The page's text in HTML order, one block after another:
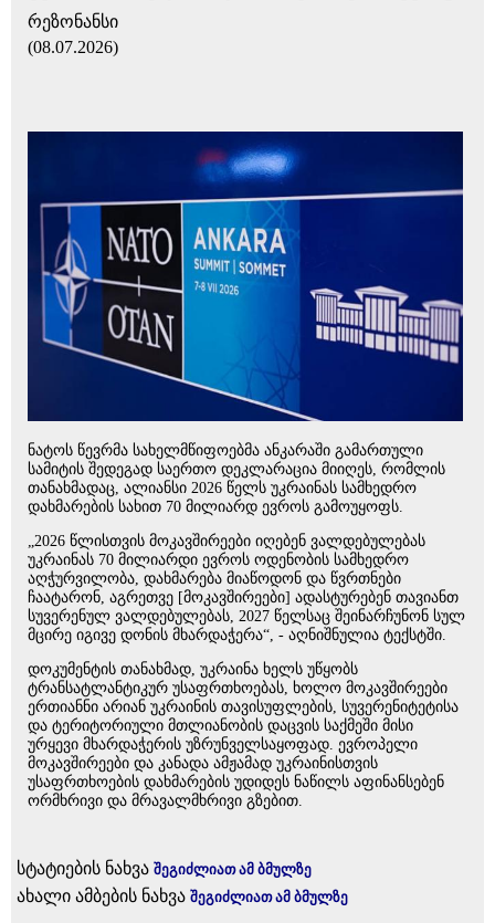
რეზონანსი
(08.07.2026)
ნატოს წევრმა სახელმწიფოებმა ანკარაში გამართული
სამიტის შედეგად საერთო დეკლარაცია მიიღეს, რომლის
თანახმადაც, ალიანსი 2026 წელს უკრაინას სამხედრო
დახმარების სახით 70 მილიარდ ევროს გამოუყოფს.
„2026 წლისთვის მოკავშირეები იღებენ ვალდებულებას
უკრაინას 70 მილიარდი ევროს ოდენობის სამხედრო
აღჭურვილობა, დახმარება მიაწოდონ და წვრთნები
ჩაატარონ, აგრეთვე [მოკავშირეები] ადასტურებენ თავიანთ
სუვერენულ ვალდებულებას, 2027 წელსაც შეინარჩუნონ სულ
მცირე იგივე დონის მხარდაჭერა“, - აღნიშნულია ტექსტში.
დოკუმენტის თანახმად, უკრაინა ხელს უწყობს
ტრანსატლანტიკურ უსაფრთხოებას, ხოლო მოკავშირეები
ერთიანნი არიან უკრაინის თავისუფლების, სუვერენიტეტისა
და ტერიტორიული მთლიანობის დაცვის საქმეში მისი
ურყევი მხარდაჭერის უზრუნველსაყოფად. ევროპელი
მოკავშირეები და კანადა ამჟამად უკრაინისთვის
უსაფრთხოების დახმარების უდიდეს ნაწილს აფინანსებენ
ორმხრივი და მრავალმხრივი გზებით.
სტატიების ნახვა შეგიძლიათ ამ ბმულზე
ახალი ამბების ნახვა შეგიძლიათ ამ ბმულზე